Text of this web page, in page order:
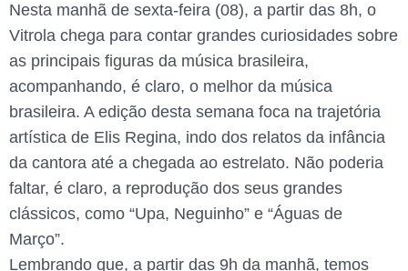
Nesta manhã de sexta-feira (08), a partir das 8h, o
Vitrola chega para contar grandes curiosidades sobre
as principais figuras da música brasileira,
acompanhando, é claro, o melhor da música
brasileira. A edição desta semana foca na trajetória
artística de Elis Regina, indo dos relatos da infância
da cantora até a chegada ao estrelato. Não poderia
faltar, é claro, a reprodução dos seus grandes
clássicos, como “Upa, Neguinho” e “Águas de
Março”.
Lembrando que, a partir das 9h da manhã, temos